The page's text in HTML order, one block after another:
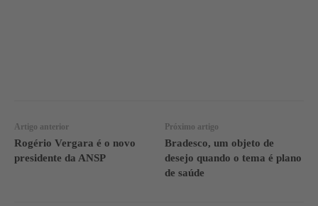
Artigo anterior
Rogério Vergara é o novo
presidente da ANSP
Próximo artigo
Bradesco, um objeto de
desejo quando o tema é plano
de saúde